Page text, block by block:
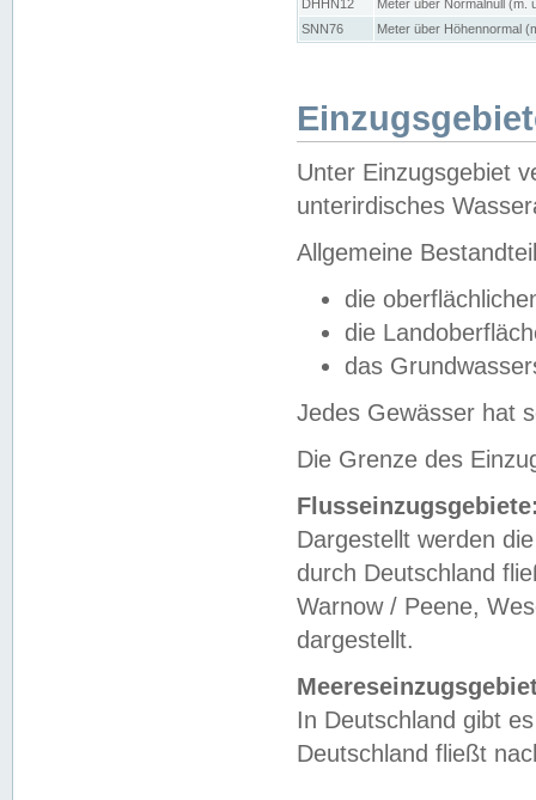
DHHN12
Meter über Normalnull (m.
SNN76
Meter über Höhennormal
Unter Einzugsgebiet
unterirdisches
Allgemeine
die
die
das
Jedes Gewässer hat
Die Grenze des
Dargestellt werden
durch Deutschland
Warnow / Peene,
dargestellt.
In Deutschland gibt
Deutschland fließt